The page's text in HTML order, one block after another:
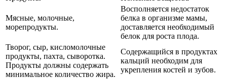
Мясные, молочные,
морепродукты.
Восполняется недостаток
белка в организме мамы,
доставляется необходимый
белок для роста плода.
Творог, сыр, кисломолочные
продукты, пахта, сыворотка.
Продукты должны содержать
минимальное количество жира.
Содержащийся в продуктах
кальций необходим для
укрепления костей и зубов.